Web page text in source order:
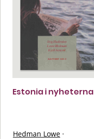
Estonia i nyheterna
Hedman Lowe ·